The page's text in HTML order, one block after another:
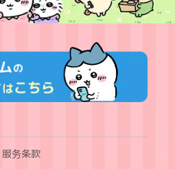
服务条款